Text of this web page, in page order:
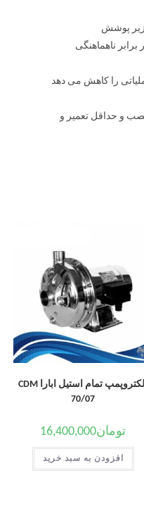
زیر پوشش
ناهماهنگی
را کاهش می دهد
و حداقل تعمیر و
الکتروپمپ تمام استیل ابارا CDM
70/07
تومان16,400,000
افزودن به سبد خرید